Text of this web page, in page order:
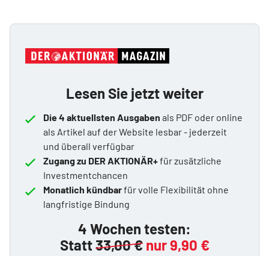
Lesen Sie jetzt weiter
Die 4 aktuellsten Ausgaben als PDF oder online
als Artikel auf der Website lesbar - jederzeit
und überall verfügbar
Zugang zu DER AKTIONÄR+für zusätzliche
Investmentchancen
Monatlich kündbarfür volle Flexibilität ohne
langfristige Bindung
4 Wochen testen:
Statt33,00 € nur 9,90 €